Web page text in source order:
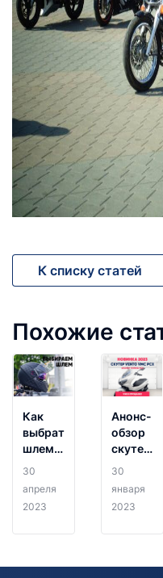
К списку статей
Похожие
Как
выбрать
шлем
для
30
апреля
2023
Анонс-
обзор
скутера
VENTO
PCX
30
января
2023